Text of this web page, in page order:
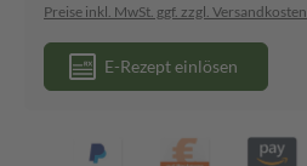
Preise inkl. MwSt. ggf. zzgl. Versandkosten
E-Rezept einlösen